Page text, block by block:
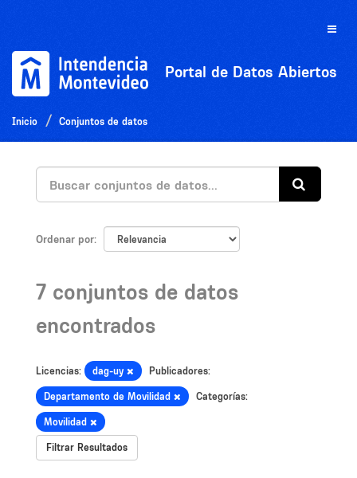
Toggle
Portal de Datos Abiertos
Inicio Conjuntos de datos
Ordenar por
7 conjuntos de datos
encontrados
Licencias: dag-uy Publicadores:
Departamento de Movilidad Categorías:
Movilidad
Filtrar Resultados